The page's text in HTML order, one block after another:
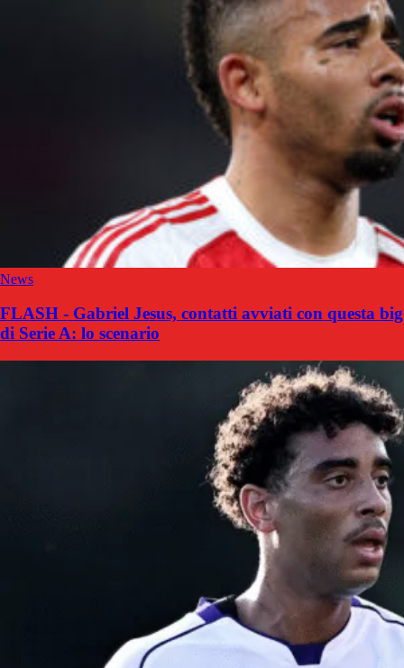
News
FLASH - Gabriel Jesus, contatti avviati con questa big
di Serie A: lo scenario